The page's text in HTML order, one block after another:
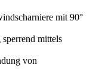
mit 90°
mittels
von